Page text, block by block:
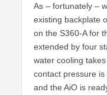
As – fortunately –
existing backplate
on the S360-A for
extended by four
water cooling
contact pressure
and the AiO is